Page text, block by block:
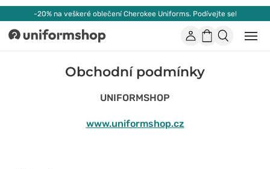
-20% na veškeré oblečení Cherokee Uniforms. Podívejte se!
Uniformshop ÚčetNákupní
Obchodní podmínky
UNIFORMSHOP
www.uniformshop.cz